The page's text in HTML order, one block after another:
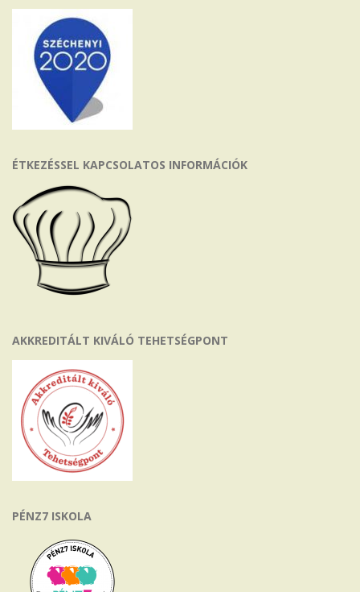
ÉTKEZÉSSEL KAPCSOLATOS INFORMÁCIÓK
AKKREDITÁLT KIVÁLÓ TEHETSÉGPONT
PÉNZ7 ISKOLA